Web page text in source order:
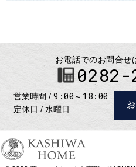
お電話でのお問合せ
0282-
営業時間 9:00～18:00
定休日 水曜日